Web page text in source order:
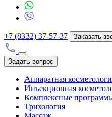
+7 (8332) 37-57-37 Заказать
Задать вопрос
Аппаратная
Инъекционная
Комплексные
Трихология